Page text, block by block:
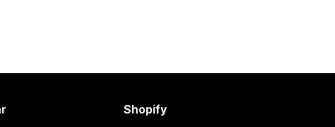
Shopify